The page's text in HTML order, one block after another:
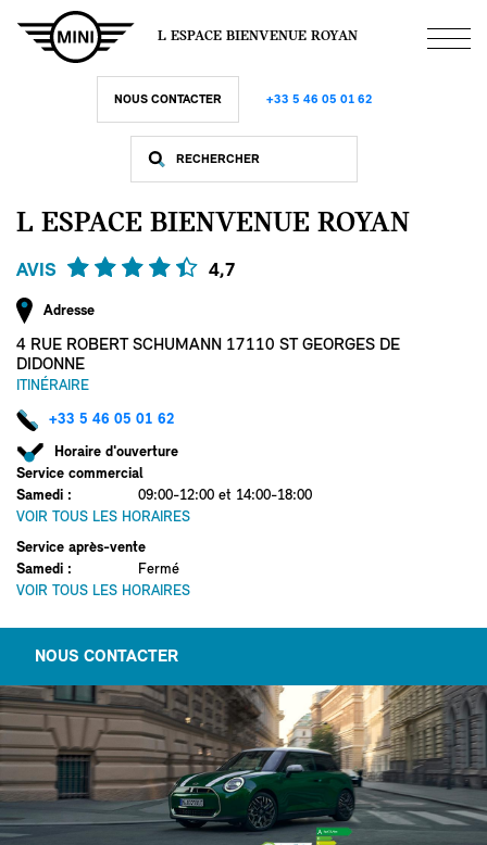
contenu
L ESPACE BIENVENUE ROYAN
NOUS CONTACTER +33 5 46 05 01 62
L ESPACE BIENVENUE ROYAN
AVIS 4,7
Adresse
4 RUE ROBERT SCHUMANN 17110 ST GEORGES DE
DIDONNE
ITINÉRAIRE
+33 5 46 05 01 62
Horaire d'ouverture
Service commercial
Samedi :
09:00-12:00 et 14:00-18:00
VOIR TOUS LES HORAIRES
Service après-vente
Samedi :
Fermé
VOIR TOUS LES HORAIRES
NOUS CONTACTER